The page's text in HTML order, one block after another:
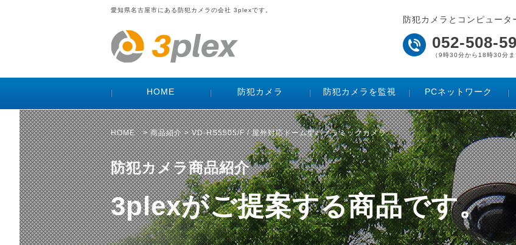
愛知県名古屋市にある防犯カメラの会社 3plexです。
防犯カメラとコンピュータ
052-508-
（9時30分から18時30分ま
HOME 防犯カメラ 防犯カメラを監視 PCネットワーク
HOME>商品紹介> VD-HS5505/F / 屋外対応ドーム型パノラミックカメラ
防犯カメラ商品紹介
3plexがご提案する商品です。